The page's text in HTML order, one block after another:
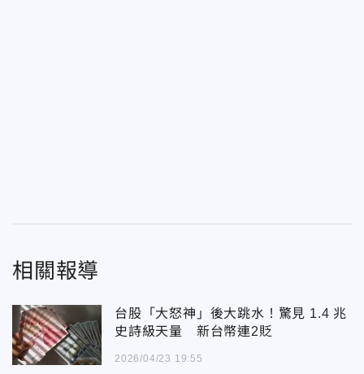
相關報導
台股「大怒神」後大跳水！驚見 1.4 兆
史詩級天量 新台幣連2貶
2026/04/23 19:55